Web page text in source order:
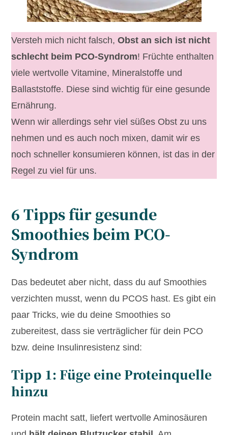
Versteh mich nicht falsch,Obst an sich ist nicht
schlecht beim PCO-Syndrom! Früchte enthalten
viele wertvolle Vitamine, Mineralstoffe und
Ballaststoffe. Diese sind wichtig für eine gesunde
Ernährung.
Wenn wir allerdings sehr viel süßes Obst zu uns
nehmen und es auch noch mixen, damit wir es
noch schneller konsumieren können, ist das in der
Regel zu viel für uns.
6 Tipps für gesunde
Smoothies beim PCO-
Syndrom
Das bedeutet aber nicht, dass du auf Smoothies
verzichten musst, wenn du PCOS hast. Es gibt ein
paar Tricks, wie du deine Smoothies so
zubereitest, dass sie verträglicher für dein PCO
bzw. deine Insulinresistenz sind:
Tipp 1: Füge eine Proteinquelle
hinzu
Protein macht satt, liefert wertvolle Aminosäuren